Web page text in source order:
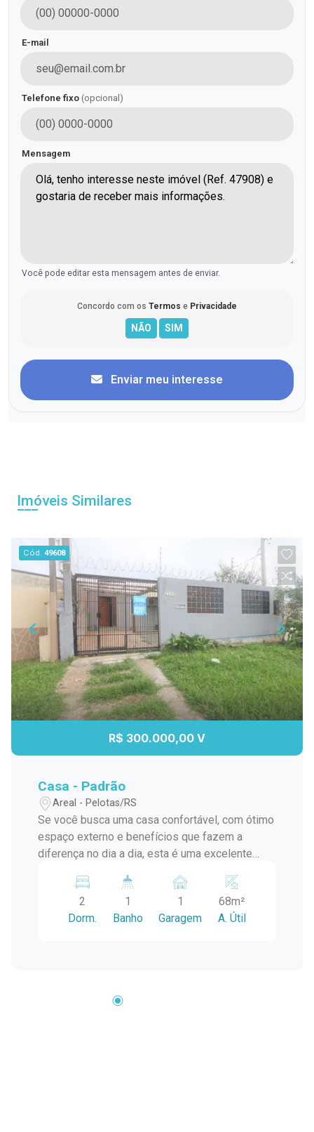
E-mail
Telefone fixo (opcional)
Mensagem
Você pode editar esta mensagem antes de enviar.
Concordo com os Termos e Privacidade
Enviar meu interesse
Imóveis Similares
Cód.49608
R$ 300.000,00 V
Casa - Padrão
Areal - Pelotas/RS
Se você busca uma casa confortável, com ótimo
espaço externo e benefícios que fazem a
diferença no dia a dia, esta é uma excelente
tranquila e de fácil acesso, o imóvel oferece
praticidade, economia e um ambiente ideal para
morar bem. Destaques do imóvel: 2 dormitórios,
com churrasqueira, perfeita para momentos de
2
Dorm.
1
Banho
1
Garagem
68m²
A. Útil